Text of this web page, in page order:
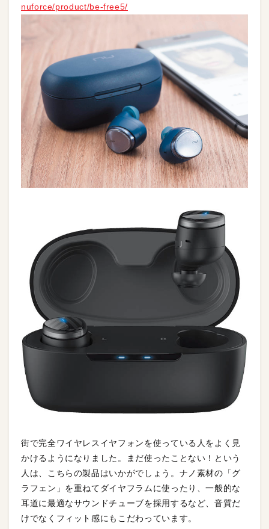
nuforce/product/be-free5/
街で完全ワイヤレスイヤフォンを使っている人をよく見
かけるようになりました。まだ使ったことない！という
人は、こちらの製品はいかがでしょう。ナノ素材の「グ
ラフェン」を重ねてダイヤフラムに使ったり、一般的な
耳道に最適なサウンドチューブを採用するなど、音質だ
けでなくフィット感にもこだわっています。